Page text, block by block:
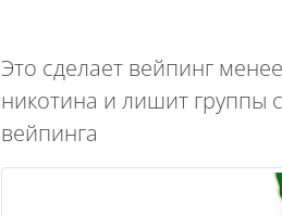
Это сделает вейпинг
никотина и лишит группы
вейпинга